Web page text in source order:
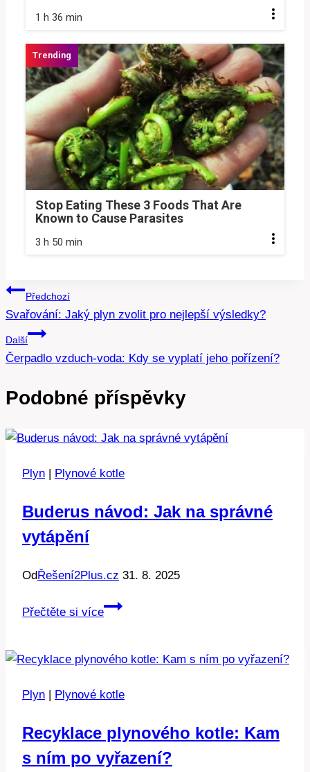
1 h 36 min
Stop Eating These 3 Foods That Are
Known to Cause Parasites
3 h 50 min
Navigace
pro
příspěvek
Předchozí
Svařování: Jaký plyn zvolit pro nejlepší výsledky?
Další
Čerpadlo vzduch-voda: Kdy se vyplatí jeho pořízení?
Podobné příspěvky
Plyn Plynové kotle
Buderus návod: Jak na správné
vytápění
Od Řešení2Plus.cz 31. 8. 2025
Přečtěte si více
Buderus
na
vytápění
Plyn Plynové kotle
Recyklace plynového kotle: Kam
s ním po vyřazení?